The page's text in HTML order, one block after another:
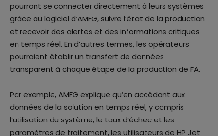
pourront se connecter directement à leurs systèmes
grâce au logiciel d’AMFG, suivre l’état de la production
et recevoir des alertes et des informations critiques
en temps réel. En d’autres termes, les opérateurs
pourraient établir un transfert de données
transparent à chaque étape de la production de FA.
Par exemple, AMFG explique qu’en accédant aux
données de la solution en temps réel, y compris
l’utilisation du système, le taux d’échec et les
paramètres de traitement, les utilisateurs de HP Jet